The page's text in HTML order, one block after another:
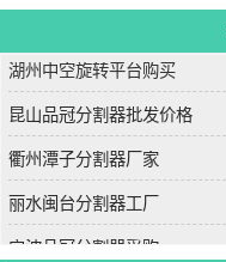
湖州中空旋转平台购买
昆山品冠分割器批发价格
衢州潭子分割器厂家
丽水闽台分割器工厂
宁波品冠分割器采购